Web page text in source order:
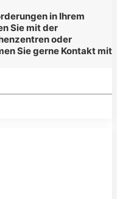
in Ihrem
Sie mit der
oder
Sie gerne Kontakt mit